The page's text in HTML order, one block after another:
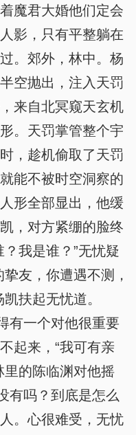
魔君大婚他们定会
影，只有平整躺在
。郊外，林中。杨
空抛出，注入天罚
来自北冥窥天玄机
。天罚掌管整个宇
，趁机偷取了天罚
能不被时空洞察的
形全部显出，他缓
，对方紧绷的脸终
我是谁？”无忧疑
友，你遭遇不测，
扶起无忧道。
有一个对他很重要
起来，“我可有亲
里的陈临渊对他摇
有吗？到底是怎么
。心很难受，无忧